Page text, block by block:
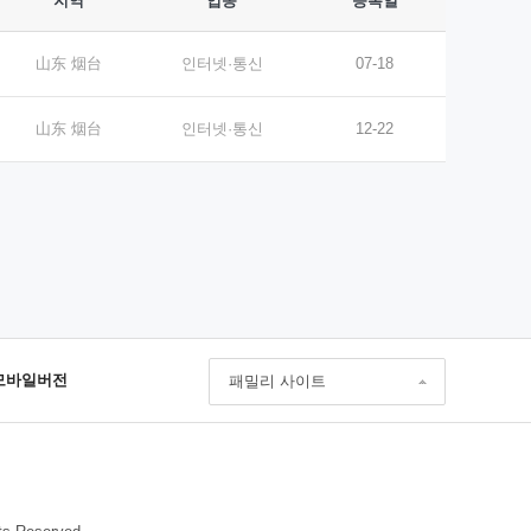
山东 烟台 인터넷·통신 07-18
山东 烟台 인터넷·통신 12-22
바일버전 패밀리 사이트